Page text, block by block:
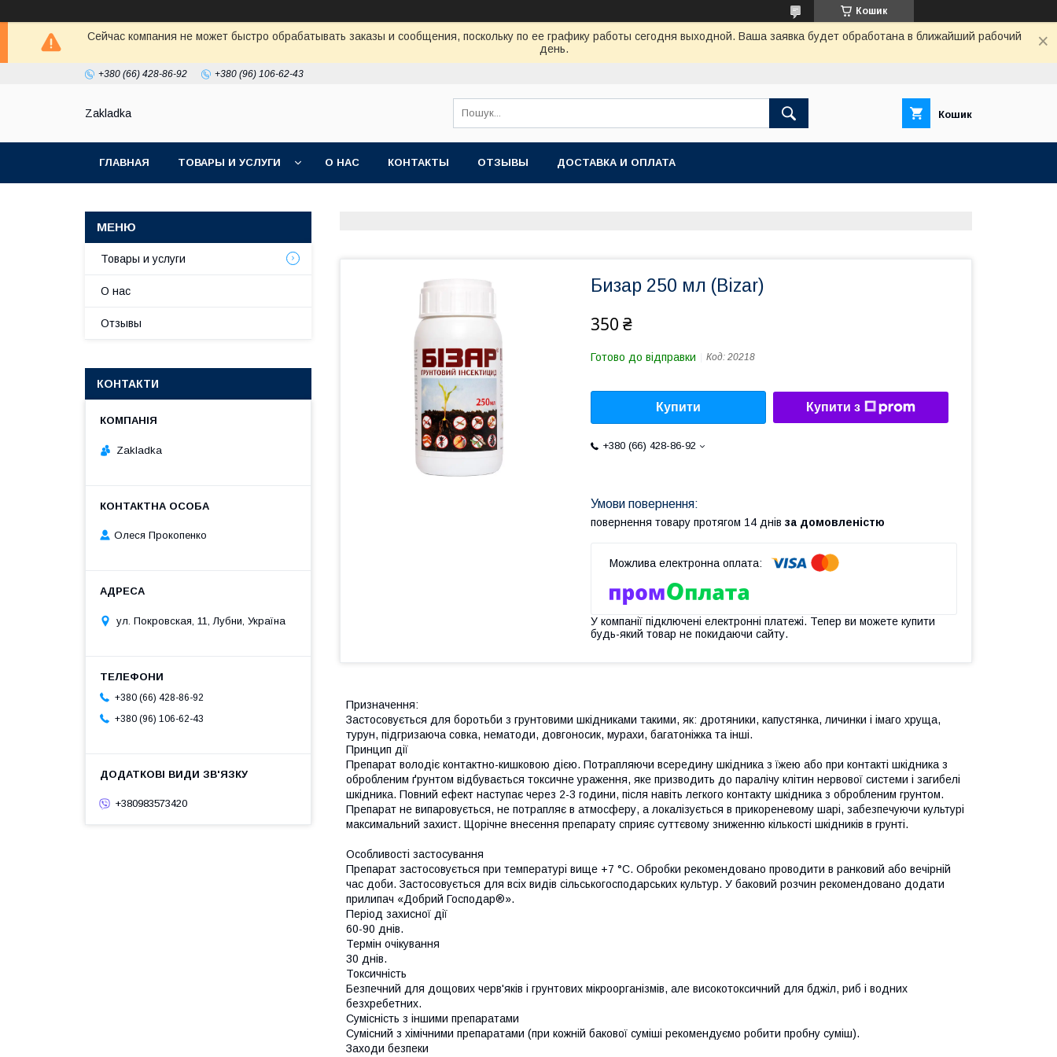
Кошик
Сейчас компания не может быстро обрабатывать заказы и сообщения, поскольку по ее графику работы сегодня выходной. Ваша заявка будет обработана в ближайший рабочий
день.
+380 (66) 428-86-92 +380 (96) 106-62-43
Zakladka Кошик
ГЛАВНАЯ ТОВАРЫ И УСЛУГИ О НАС КОНТАКТЫ ОТЗЫВЫ ДОСТАВКА И ОПЛАТА
Бизар 250 мл (Bizar)
350 ₴
Готово до відправки Код: 20218
Купити Купити з
+380 (66) 428-86-92
повернення товару протягом 14 днів за домовленістю
У компанії підключені електронні платежі. Тепер ви можете купити
будь-який товар не покидаючи сайту.
Призначення:
Застосовується для боротьби з грунтовими шкідниками такими, як: дротяники, капустянка, личинки і імаго хруща,
турун, підгризаюча совка, нематоди, довгоносик, мурахи, багатоніжка та інші.
Принцип дії
Препарат володіє контактно-кишковою дією. Потрапляючи всередину шкідника з їжею або при контакті шкідника з
обробленим ґрунтом відбувається токсичне ураження, яке призводить до паралічу клітин нервової системи і загибелі
шкідника. Повний ефект наступає через 2-3 години, після навіть легкого контакту шкідника з обробленим грунтом.
Препарат не випаровується, не потрапляє в атмосферу, а локалізується в прикореневому шарі, забезпечуючи культурі
максимальний захист. Щорічне внесення препарату сприяє суттєвому зниженню кількості шкідників в грунті.
Особливості застосування
Препарат застосовується при температурі вище +7 °С. Обробки рекомендовано проводити в ранковий або вечірній
час доби. Застосовується для всіх видів сільськогосподарських культур. У баковий розчин рекомендовано додати
прилипач «Добрий Господар®».
Період захисної дії
60-90 днів.
Термін очікування
30 днів.
Токсичність
Безпечний для дощових черв'яків і грунтових мікроорганізмів, але високотоксичний для бджіл, риб і водних
безхребетних.
Сумісність з іншими препаратами
Сумісний з хімічними препаратами (при кожній бакової суміші рекомендуємо робити пробну суміш).
Заходи безпеки
Товары и услуги
О нас
Отзывы
КОНТАКТИ
Zakladka
Олеся Прокопенко
ул. Покровская, 11, Лубни, Україна
+380 (66) 428-86-92
+380 (96) 106-62-43
+380983573420